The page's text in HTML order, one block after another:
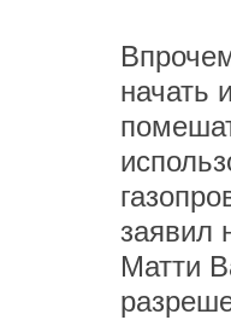
начать
заявил
Матти